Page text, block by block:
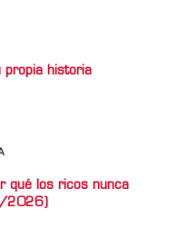
propia historia
qué los ricos nunca
2026)